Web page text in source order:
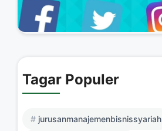
Tagar Populer
jurusanmanajemenbisnissyariah